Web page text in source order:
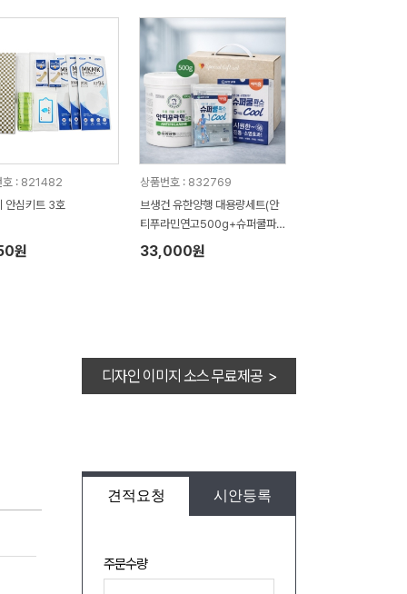
호 : 821482
안심키트 3호
원
상품번호 : 832769
브생건 유한양행 대용량세트(안
티푸라민연고500g+슈퍼쿨파
스10팩)
33,000원
디자인 이미지 소스 무료제공 >
견적요청 시안등록
주문수량